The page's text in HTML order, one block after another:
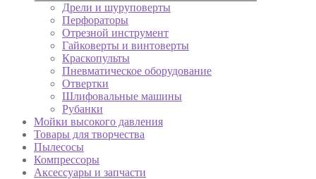
Дрели и шуруповерты
Перфораторы
Отрезной инструмент
Гайковерты и винтоверты
Краскопульты
Пневматическое оборудование
Отвертки
Шлифовальные машины
Рубанки
Мойки высокого давления
Товары для творчества
Пылесосы
Компрессоры
Аксессуары и запчасти